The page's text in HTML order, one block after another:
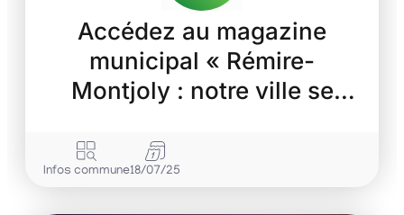
Accédez au magazine
municipal « Rémire-
Montjoly : notre ville se
Infos commune18/07/25